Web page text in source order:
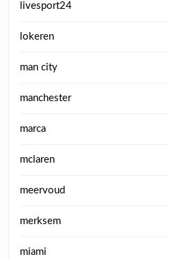
livesport24
lokeren
man city
manchester
marca
mclaren
meervoud
merksem
miami